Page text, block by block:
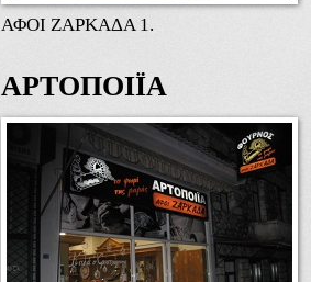
ΑΦΟΙ ΖΑΡΚΑΔΑ 1.
ΑΡΤΟΠΟΙΪΑ